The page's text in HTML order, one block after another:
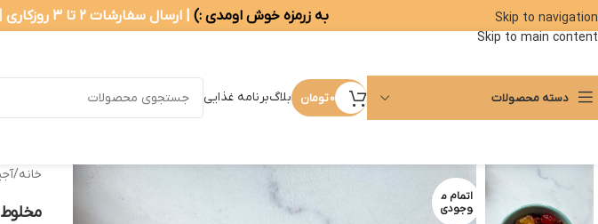
Skip to navigation
Skip to main content
به زرمزه خوش اومدی :) | ارسال سفارشات ۲ تا ۳ روزکاری | امکان پرداخت ۴ مرحله‌ای با اسنپ‌پی
دسته محصولات 0تومان بلاگبرنامه غذایی
اتمام م
وجودی
خانه/